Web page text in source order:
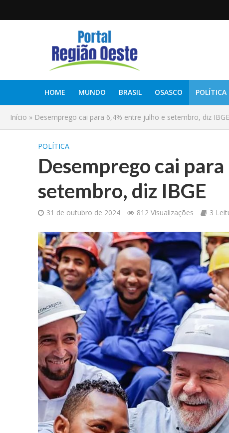
HOME MUNDO BRASIL OSASCO POLÍTICA
Início » Desemprego cai para 6,4% entre julho e setembro, diz IBGE
POLÍTICA
Desemprego cai
setembro, diz IBGE
31 de outubro de 2024 812 Visualizações 3